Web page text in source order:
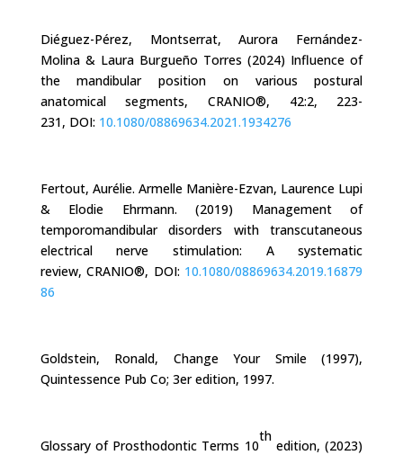
Diéguez-Pérez, Montserrat, Aurora Fernández-
Molina & Laura Burgueño Torres (2024) Influence of
the mandibular position on various postural
anatomical segments, CRANIO®, 42:2, 223-
231, DOI: 10.1080/08869634.2021.1934276
Fertout, Aurélie. Armelle Manière-Ezvan, Laurence Lupi
& Elodie Ehrmann.
(2019)
Management of
temporomandibular disorders with transcutaneous
electrical nerve stimulation: A systematic
review, CRANIO®, DOI: 10.1080/08869634.2019.16879
86
Goldstein, Ronald, Change Your Smile (1997),
Quintessence Pub Co; 3er edition, 1997.
Glossary of Prosthodontic Terms 10
th
edition, (2023)